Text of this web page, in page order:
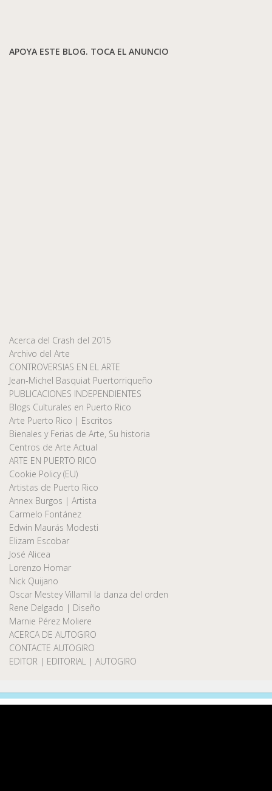
APOYA ESTE BLOG. TOCA EL ANUNCIO
Acerca del Crash del 2015
Archivo del Arte
CONTROVERSIAS EN EL ARTE
Jean-Michel Basquiat Puertorriqueño
PUBLICACIONES INDEPENDIENTES
Blogs Culturales en Puerto Rico
Arte Puerto Rico | Escritos
Bienales y Ferias de Arte, Su historia
Centros de Arte Actual
ARTE EN PUERTO RICO
Cookie Policy (EU)
Artistas de Puerto Rico
Annex Burgos | Artista
Carmelo Fontánez
Edwin Maurás Modesti
Elizam Escobar
José Alicea
Lorenzo Homar
Nick Quijano
Oscar Mestey Villamil la danza del orden
Rene Delgado | Diseño
Marnie Pérez Moliere
ACERCA DE AUTOGIRO
CONTACTE AUTOGIRO
EDITOR | EDITORIAL | AUTOGIRO